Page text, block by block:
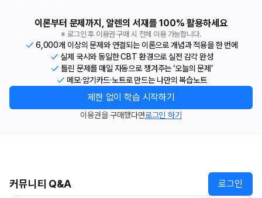
이론부터 문제까지, 알렌의 서재를 100% 활용하세요
※ 로그인 후 이용권 구매 시 전체 이용 가능합니다.
6,000개 이상의 문제와 연결되는 이론으로 개념과 적용을 한 번에
실제 국시와 동일한 CBT 환경으로 실전 감각 완성
틀린 문제를 매일 자동으로 챙겨주는 ‘오늘의 문제’
메모·암기카드·노트로 만드는 나만의 복습노트
제한 없이 학습 시작하기
이용권을 구매했다면로그인 하기
커뮤니티 Q&A 로그인